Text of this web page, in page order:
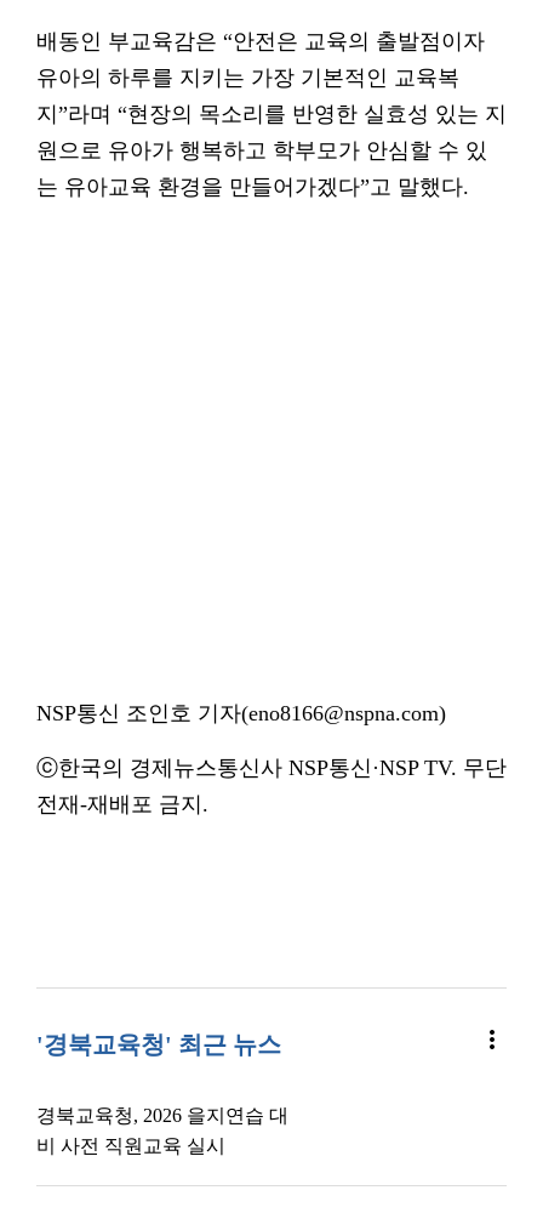
배동인 부교육감은 “안전은 교육의 출발점이자
유아의 하루를 지키는 가장 기본적인 교육복
지”라며 “현장의 목소리를 반영한 실효성 있는 지
원으로 유아가 행복하고 학부모가 안심할 수 있
는 유아교육 환경을 만들어가겠다”고 말했다.
NSP통신 조인호 기자(eno8166@nspna.com)
ⓒ한국의 경제뉴스통신사 NSP통신·NSP TV. 무단
전재-재배포 금지.
'경북교육청' 최근 뉴스 more_vert
경북교육청, 2026 을지연습 대
비 사전 직원교육 실시